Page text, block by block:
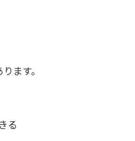
ます。
る